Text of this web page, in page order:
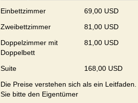
Einbettzimmer
69,00 USD
Zweibettzimmer
81,00 USD
Doppelzimmer mit
Doppelbett
81,00 USD
Suite
168,00 USD
Die Preise verstehen sich als ein
Sie bitte den Eigentümer